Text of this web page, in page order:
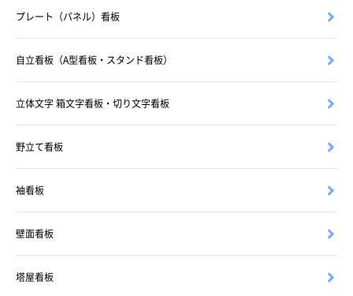
プレート（パネル）看板
自立看板（A型看板・スタンド看板）
立体文字 箱文字看板・切り文字看板
野立て看板
袖看板
壁面看板
塔屋看板